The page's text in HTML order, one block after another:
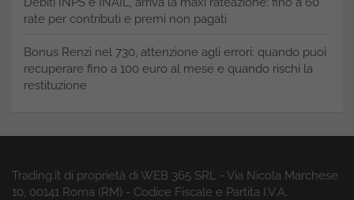
rate per contributi e premi non pagati
Bonus Renzi nel 730, attenzione agli errori: quando puoi
recuperare fino a 100 euro al mese e quando rischi la
restituzione
Trading.it di proprietà di WEB 365 SRL - Via Nicola Marchese
10, 00141 Roma (RM) - Codice Fiscale e Partita I.V.A.